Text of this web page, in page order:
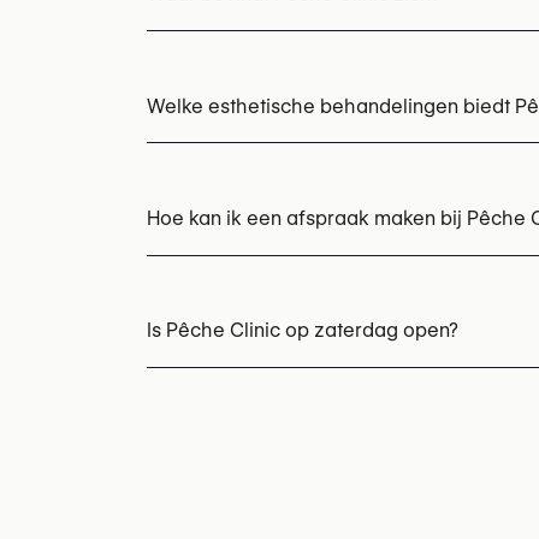
Welke esthetische behandelingen biedt
Hair Filler behandeling Hyaluronidase
Hoe kan ik een afspraak maken bij Pêche
U kunt ook hun website bezoeken voor
Is Pêche Clinic op zaterdag open?